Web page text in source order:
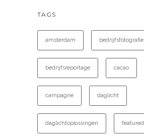
TAGS
amsterdam bedrijfsfotografie
bedrijfsreportage cacao
campagne daglicht
daglichtoplossingen featured